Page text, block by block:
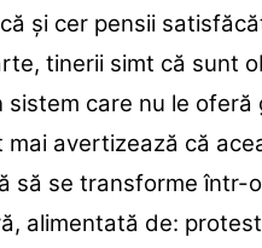
și cer pensii
tinerii simt că sunt
sistem care nu le oferă
mai avertizează că
să se transforme într-
alimentată de: